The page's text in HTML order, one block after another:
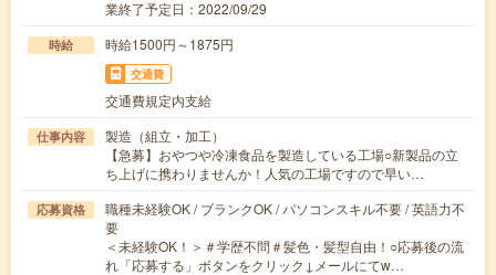
業終了予定日：2022/09/29
時給 時給1500円～1875円
交通費
交通費規定内支給
仕事内容
製造（組立・加工）
【急募】おやつや冷凍食品を製造している工場○新製品の立
ち上げに携わりませんか！人気の工場ですので早い…
応募資格
職種未経験OK / ブランクOK / パソコンスキル不要 / 英語力不
要
＜未経験OK！＞＃学歴不問＃髪色・髪型自由！○応募後の流
れ「応募する」ボタンをクリック↓メールにてw…